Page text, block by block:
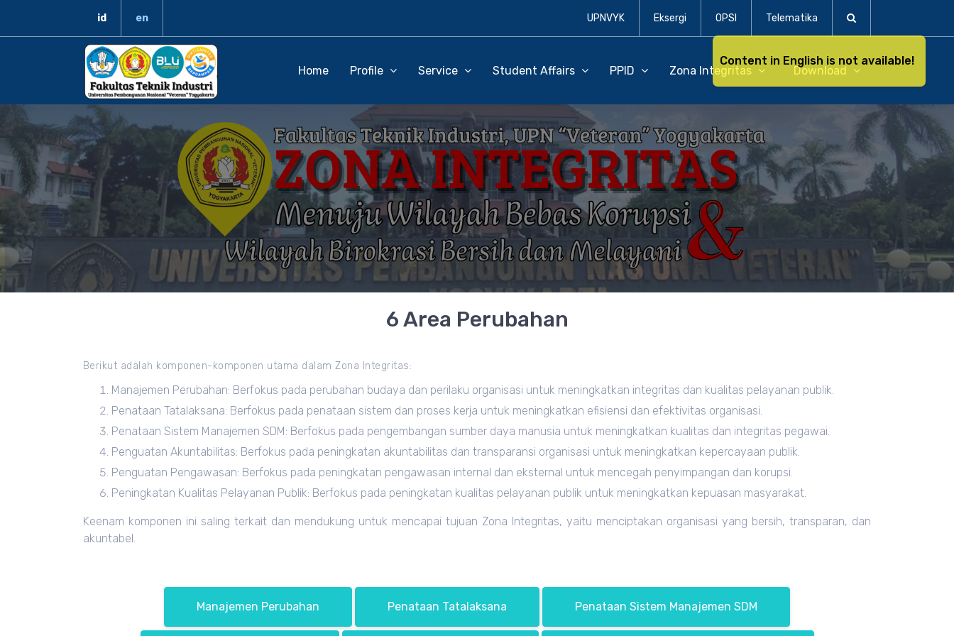
Content in English is not available!
id en UPNVYK Eksergi OPSI Telematika
Home Profile Service Student Affairs PPID Zona Integritas Download
6 Area Perubahan
Berikut adalah komponen-komponen utama dalamZona Integritas:
Manajemen Perubahan: Berfokus pada perubahan budaya dan perilaku organisasi untuk meningkatkan integritas dan kualitas pelayanan publik.
Penataan Tatalaksana: Berfokus pada penataan sistem dan proses kerja untuk meningkatkan efisiensi dan efektivitas organisasi.
Penataan Sistem Manajemen SDM: Berfokus pada pengembangan sumber daya manusia untuk meningkatkan kualitas dan integritas pegawai.
Penguatan Akuntabilitas: Berfokus pada peningkatan akuntabilitas dan transparansi organisasi untuk meningkatkan kepercayaan publik.
Penguatan Pengawasan: Berfokus pada peningkatan pengawasan internal dan eksternal untuk mencegah penyimpangan dan korupsi.
Peningkatan Kualitas Pelayanan Publik: Berfokus pada peningkatan kualitas pelayanan publik untuk meningkatkan kepuasan masyarakat.
Keenam komponen ini saling terkait dan mendukung untuk mencapai tujuan Zona Integritas, yaitu menciptakan organisasi yang bersih, transparan, dan
akuntabel.
Manajemen Perubahan Penataan Tatalaksana Penataan Sistem Manajemen SDM